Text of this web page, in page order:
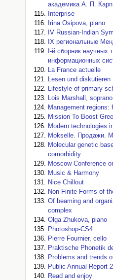
академика А. П.
Interprise
Irina Osipova, piano
IV Russian-Indian
IX региональные
I-й сборник научных
информационных
La France actuelle
Lesen und diskutieren
Lifestyle of primary
Lois Marshall,
Management
Mission To Boost
Modern technologies
Mokselle. Продажи.
Molecular genetic
comorbidity
Moscow Conference
Music & Harmony
Nice Chillout
Non-Finite Forms of
Of beaming and
complex
Olga Zhukova, piano
Photoshop-CS4
Pierre Fournier, cello
Praktische Phonetik
Problems and trends
Public Annual Report
Read and enjoy